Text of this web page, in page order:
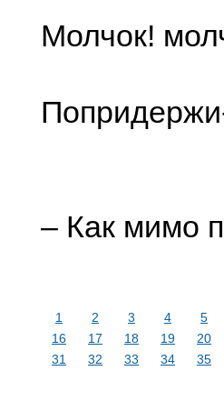
Молчок!
– Как мимо
1 2 3 4 5
16
17 18 19 20
31
32 33 34 35